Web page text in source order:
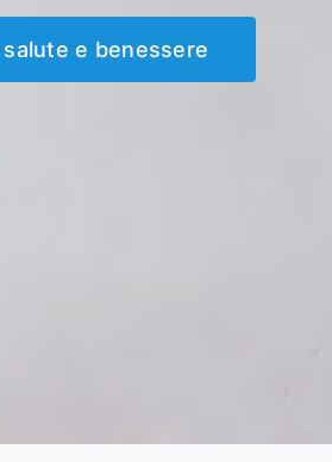
e benessere